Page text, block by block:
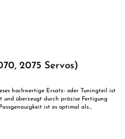
2075 Servos)
hochwertige Ersatz- oder Tuningteil ist
überzeugt durch präzise Fertigung
ist es optimal als